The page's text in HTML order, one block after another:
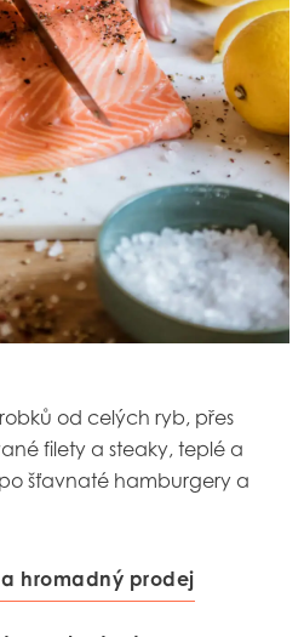
Pokračovat
od celých ryb, přes
filety a steaky, teplé a
šťavnaté hamburgery a
hromadný prodej